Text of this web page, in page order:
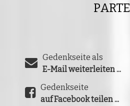
PARTE
Gedenkseite als
E-Mail weiterleiten ...
Gedenkseite
auf Facebook teilen ...